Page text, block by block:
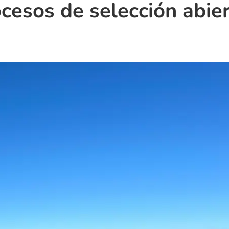
de selección